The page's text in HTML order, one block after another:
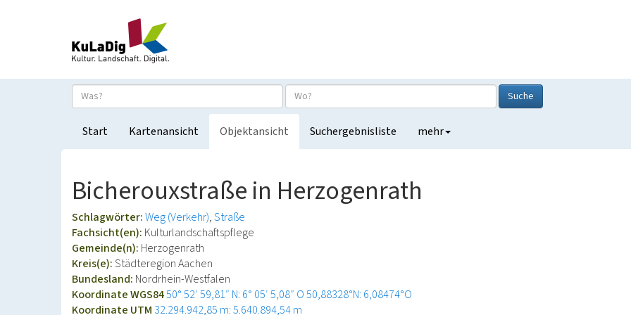
Suche
Start Kartenansicht Objektansicht Suchergebnisliste mehr
Bicherouxstraße in Herzogenrath
Schlagwörter:Weg (Verkehr) Straße
Fachsicht(en): Kulturlandschaftspflege
Gemeinde(n): Herzogenrath
Kreis(e):Städteregion Aachen
Bundesland: Nordrhein-Westfalen
Koordinate WGS8450° 52′ 59,81″ N: 6° 05′ 5,08″ O50,88328°N: 6,08474°O
Koordinate UTM 32.294.942,85 m: 5.640.894,54 m